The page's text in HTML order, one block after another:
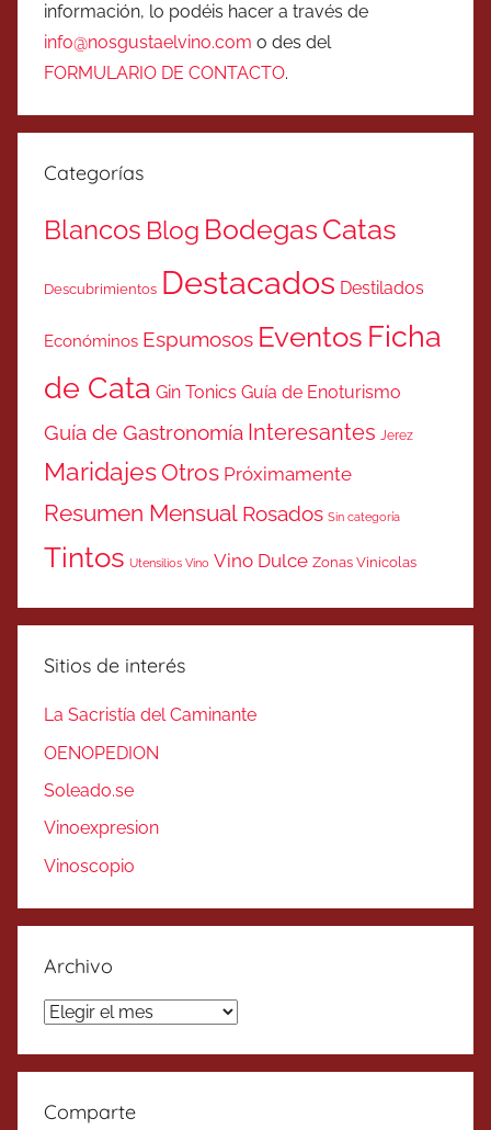
información, lo podéis hacer a través de
info@nosgustaelvino.com o des del
FORMULARIO DE CONTACTO.
Categorías
Blancos Blog BodegasCatas
Descubrimientos Destacados Destilados
Económinos Espumosos Eventos Ficha
de Cata Gin Tonics Guía de Enoturismo
Guía de Gastronomía Interesantes Jerez
MaridajesOtros Próximamente
Resumen Mensual Rosados Sin categoría
Tintos Utensilios Vino Vino Dulce Zonas Vinicolas
Sitios de interés
La Sacristía del Caminante
OENOPEDION
Soleado.se
Vinoexpresion
Vinoscopio
Archivo
Archivo
Comparte